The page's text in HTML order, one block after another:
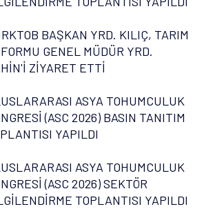
BAŞKAN YRD. KILIÇ, TARIM
GENEL MÜDÜR YRD.
ZİYARET ETTİ
ASYA TOHUMCULUK
(ASC 2026) BASIN TANITIM
YAPILDI
ASYA TOHUMCULUK
(ASC 2026) SEKTÖR
TOPLANTISI YAPILDI